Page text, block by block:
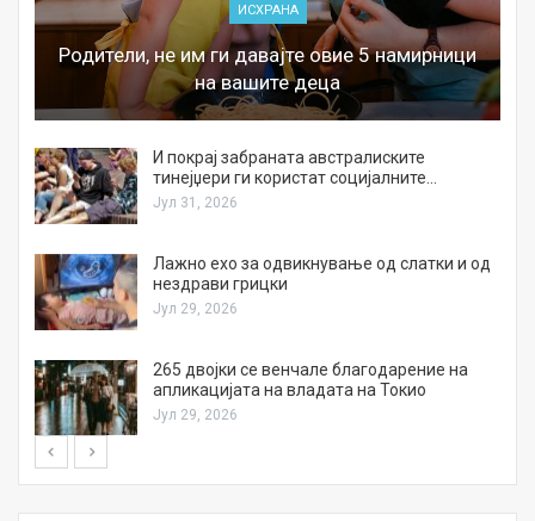
ИСХРАНА
Родители, не им ги давајте овие 5 намирници
на вашите деца
И покрај забраната австралиските
тинејџери ги користат социјалните…
Јул 31, 2026
Лажно ехо за одвикнување од слатки и од
нездрави грицки
Јул 29, 2026
265 двојки се венчале благодарение на
апликацијата на владата на Токио
Јул 29, 2026